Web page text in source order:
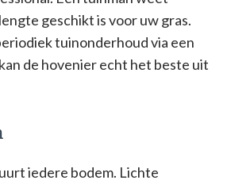
geschikt is voor uw gras.
tuinonderhoud via een
de hovenier echt het beste uit
iedere bodem. Lichte